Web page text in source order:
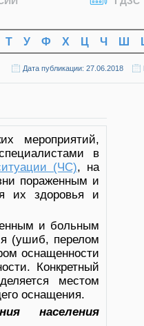
Т У Ф Х Ц Ч Ш
Дата публикации: 27.06.2018
мероприятий,
в
(ЧС), на
пораженным и
их здоровья и
и больным
(ушиб, перелом
оснащенности
Конкретный
местом
оснащения.
населения